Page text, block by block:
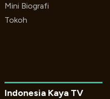
Mini Biografi
Tokoh
Indonesia Kaya TV